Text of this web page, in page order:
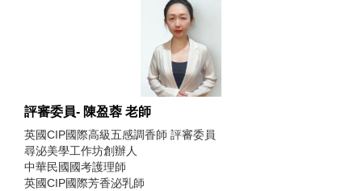
評審委員- 陳盈蓉 老師
英國CIP國際高級五感調香師 評審委員
尋泌美學工作坊創辦人
中華民國國考護理師
英國CIP國際芳香泌乳師